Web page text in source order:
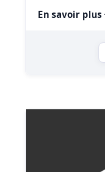
En savoir plus